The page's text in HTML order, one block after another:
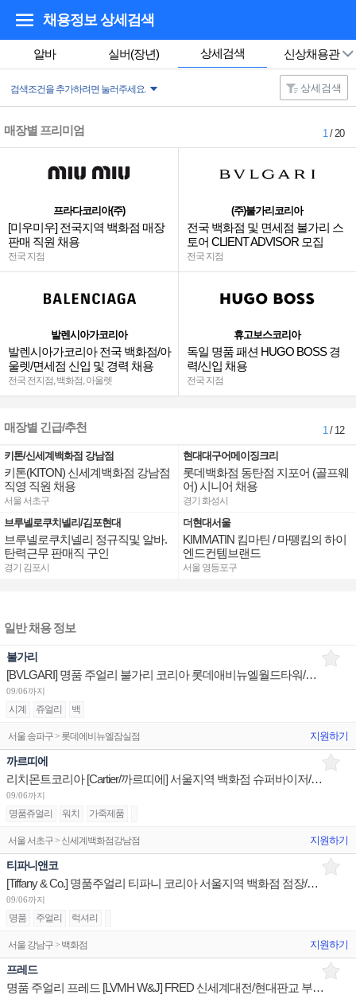
채용정보 상세검색
알바 실버(장년) 상세검색 신상채용관
검색조건을 추가하려면 눌러주세요. 상세검색
매장별 프리미엄 1/ 20
프라다코리아(주)
[미우미우] 전국지역 백화점 매장
판매 직원 채용
전국 지점
발렌시아가코리아
발렌시아가코리아 전국 백화점/아
울렛/면세점 신입 및 경력 채용
전국 전지점, 백화점, 아울렛
(주)불가리코리아
전국 백화점 및 면세점 불가리 스
토어 CLIENT ADVISOR 모집
전국 지점
휴고보스코리아
독일 명품 패션 HUGO BOSS 경
력/신입 채용
전국 지점
매장별 긴급/추천 1/ 12
키톤/신세계백화점 강남점
키톤(KITON) 신세계백화점 강남점
직영 직원 채용
서울 서초구
브루넬로쿠치넬리/김포현대
브루넬로쿠치넬리 정규직및 알바.
탄력근무 판매직 구인
경기 김포시
현대대구어메이징크리
롯데백화점 동탄점 지포어 (골프웨
어) 시니어 채용
경기 화성시
더현대서울
KIMMATIN 킴마틴 / 마뗑킴의 하이
엔드컨템브랜드
서울 영등포구
일반 채용 정보
불가리
[BVLGARI] 명품 주얼리 불가리 코리아 롯데애비뉴엘월드타워/현대판교/신세계센텀 부점장 채용
09/06까지
시계 쥬얼리 백
서울 송파구 > 롯데에비뉴엘잠실점 지원하기
까르띠에
리치몬트코리아 [Cartier/까르띠에] 서울지역 백화점 슈퍼바이저/판매사원/어드민 채용
09/06까지
명품쥬얼리 워치 가죽제품
서울 서초구 > 신세계백화점강남점 지원하기
티파니앤코
[Tiffany & Co.] 명품주얼리 티파니 코리아 서울지역 백화점 점장/판매사원/오퍼레이션 채용
09/06까지
명품 주얼리 럭셔리
서울 강남구 > 백화점 지원하기
프레드
명품 주얼리 프레드 [LVMH W&J] FRED 신세계대전/현대판교 부점장~판매사원 채용